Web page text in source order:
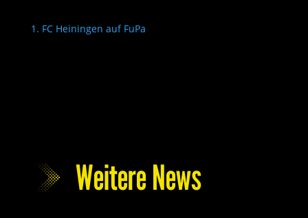
1. FC Heiningen auf FuPa
Weitere News